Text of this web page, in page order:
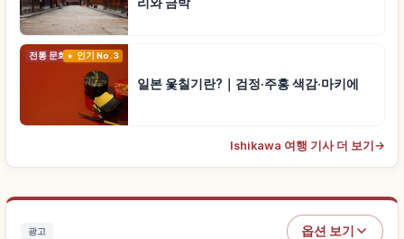
전통 문화 인기 No.3
일본 옻칠기란?｜검정·주홍 색감·마키에
Ishikawa 여행 기사 더 보기 →
광고 옵션 보기